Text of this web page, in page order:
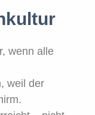
wenn alle
weil der